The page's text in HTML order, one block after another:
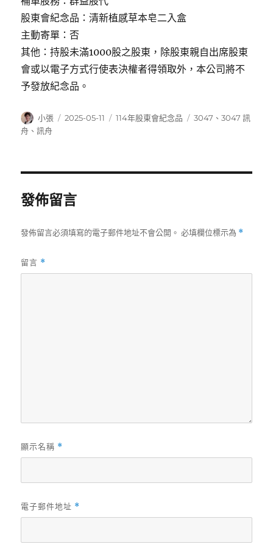
股東會紀念品：清新植感草本皂二入盒
主動寄單：否
其他：持股未滿1000股之股東，除股東親自出席股東
會或以電子方式行使表決權者得領取外，本公司將不
予發放紀念品。
作
者
小張
發
2025-05-11
分
114年股東會紀念品
標
3047 、3047 訊
舟 、訊舟
發佈留言
發佈留言必須填寫的電子郵件地址不會公開。 必填欄位標示為 *
留言 *
顯示名稱 *
電子郵件地址 *